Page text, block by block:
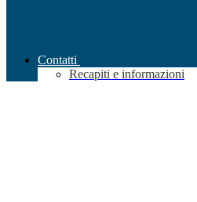
Contatti
Recapiti e informazioni